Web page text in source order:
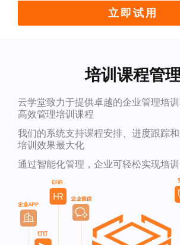
立即试用
培训课程管理
云学堂致力于提供卓越的企业管理培
高效管理培训课程
我们的系统支持课程安排、进度跟踪
培训效果最大化
通过智能化管理，企业可轻松实现培